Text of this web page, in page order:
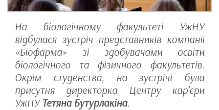
На біологічному факультеті УжНУ
відбулася зустріч представників компанії
«Біофарма» зі здобувачами освіти
біологічного та фізичного факультетів.
Окрім студенства, на зустрічі була
присутня директорка Центру кар’єри
УжНУТетяна Бутурлакіна.